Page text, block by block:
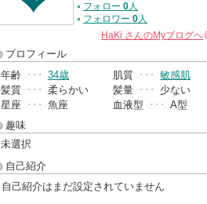
フォロー 0人
フォロワー 0人
HaKi さんのMyブログへ
プロフィール
年齢 ･･･ 34歳 肌質 ･･･ 敏感肌
髪質 ･･･ 柔らかい 髪量 ･･･
少ない
星座 ･･･ 魚座 血液型 ･･･ A型
趣味
未選択
自己紹介
自己紹介はまだ設定されていません